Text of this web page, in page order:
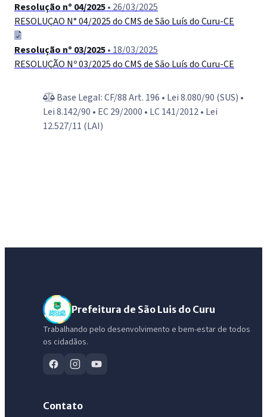
Resolução nº 04/2025• 26/03/2025
RESOLUÇAO N° 04/2025 do CMS de São Luís do Curu-СЕ
Resolução nº 03/2025• 18/03/2025
RESOLUÇÃO Nº 03/2025 do CMS de São Luís do Curu-СЕ
Base Legal: CF/88 Art. 196 • Lei 8.080/90 (SUS) •
Lei 8.142/90 • EC 29/2000 • LC 141/2012 • Lei
12.527/11 (LAI)
Prefeitura de São Luis do Curu
Trabalhando pelo desenvolvimento e bem-estar de todos
os cidadãos.
Contato